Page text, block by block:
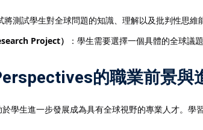
將測試學生對全球問題的知識、理解以及批判性思
Project）
：學生需要選擇一個具體的全球議
的職業前景與
學生進一步發展成為具有全球視野的專業人才。學